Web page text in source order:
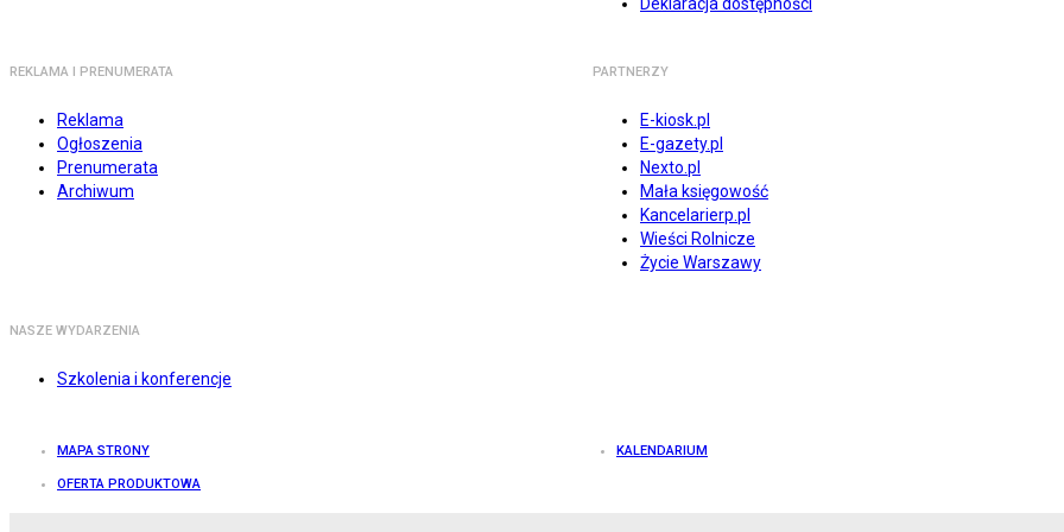
REKLAMA I PRENUMERATA
Reklama
Ogłoszenia
Prenumerata
Archiwum
PARTNERZY
E-kiosk.pl
E-gazety.pl
Nexto.pl
Mała księgowość
Kancelarierp.pl
Wieści Rolnicze
Życie Warszawy
NASZE WYDARZENIA
Szkolenia i konferencje
MAPA STRONY KALENDARIUM
OFERTA PRODUKTOWA